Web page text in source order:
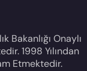
Bakanlığı Onaylı
1998 Yılından
Etmektedir.